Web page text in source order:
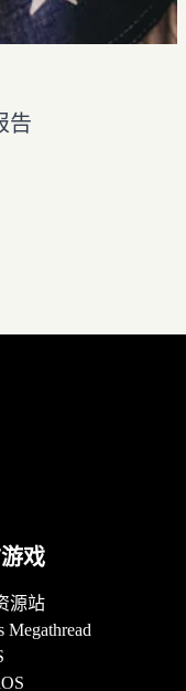
告
戏
源站
Megathread